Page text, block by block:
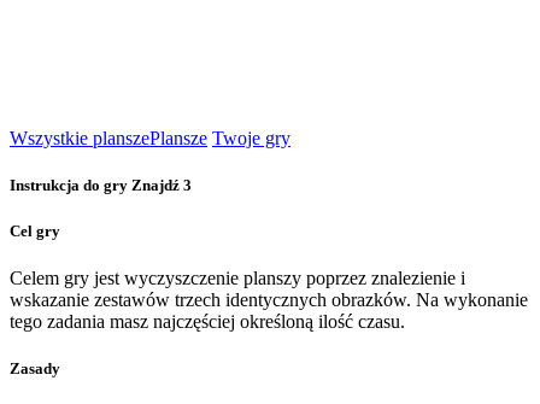
Wszystkie planszePlansze Twoje gry
Instrukcja do gry Znajdź 3
Cel gry
Celem gry jest wyczyszczenie planszy poprzez znalezienie i
wskazanie zestawów trzech identycznych obrazków. Na wykonanie
tego zadania masz najczęściej określoną ilość czasu.
Zasady